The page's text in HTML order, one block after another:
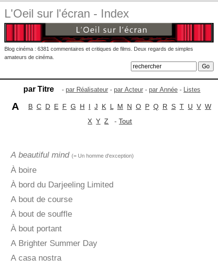
L'Oeil sur l'écran - Index
Blog cinéma : 6381 commentaires et critiques de films. Deux regards de simples
amateurs de cinéma.
par Titre - par Réalisateur- par Acteur- par Année- Listes
A B C D E F G H I J K L M N O P Q R S T U V W
X Y Z -Tout
A beautiful mind (= Un homme d'exception)
À boire
À bord du Darjeeling Limited
A bout de course
À bout de souffle
À bout portant
A Brighter Summer Day
A casa nostra